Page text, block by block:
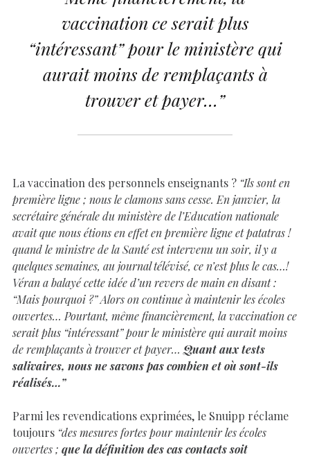
vaccination ce serait plus
“intéressant” pour le ministère qui
aurait moins de remplaçants à
trouver et payer…”
La vaccination des personnels enseignants ? “Ils sont en
première ligne ; nous le clamons sans cesse. En janvier, la
secrétaire générale du ministère de l’Education nationale
avait que nous étions en effet en première ligne et patatras !
quand le ministre de la Santé est intervenu un soir, il y a
quelques semaines, au journal télévisé, ce n’est plus le cas…!
Véran a balayé cette idée d’un revers de main en disant :
“Mais pourquoi ?” Alors on continue à maintenir les écoles
ouvertes… Pourtant, même financièrement, la vaccination ce
serait plus “intéressant” pour le ministère qui aurait moins
de remplaçants à trouver et payer… Quant aux tests
salivaires, nous ne savons pas combien et où sont-ils
réalisés…”
Parmi les revendications exprimées, le Snuipp réclame
toujours “des mesures fortes pour maintenir les écoles
ouvertes ; que la définition des cas contacts soit